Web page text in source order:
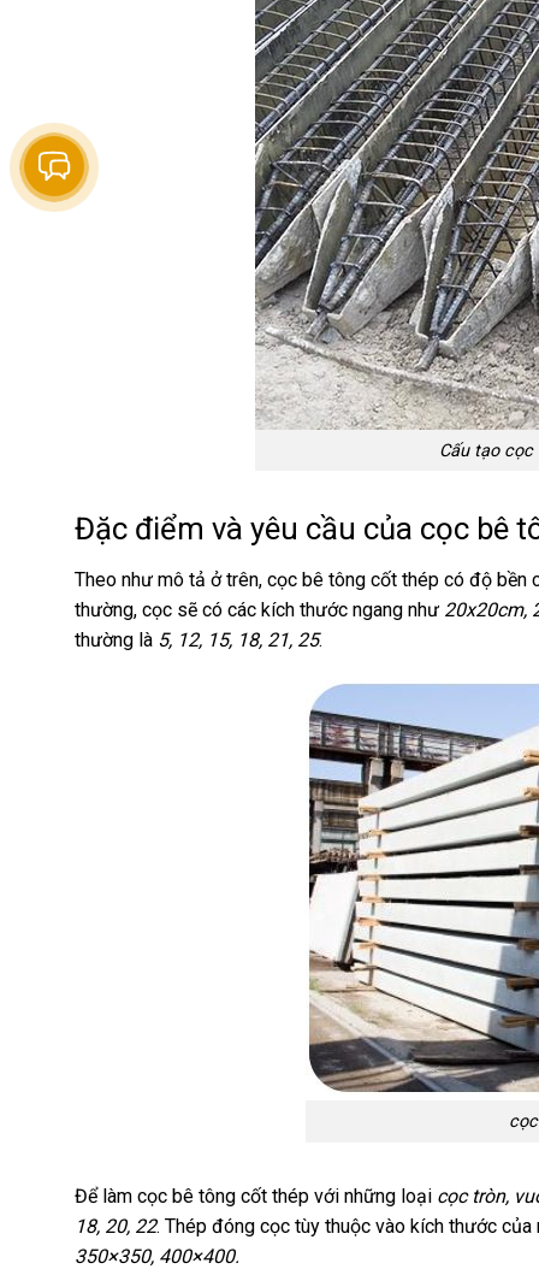
Cấu tạo
Đặc điểm và yêu cầu của cọc bê
Theo như mô tả ở trên, cọc bê tông cốt thép có độ bền
thường, cọc sẽ có các kích thước ngang như 20x20cm,
thường là 5, 12, 15, 18, 21, 25.
Để làm cọc bê tông cốt thép với những loại cọc tròn,
18, 20, 22. Thép đóng cọc tùy thuộc vào kích thước
350×350, 400×400.